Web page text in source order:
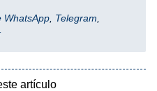
WhatsApp Telegram
artículo